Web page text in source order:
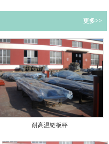
更多>>
耐高温链板秤